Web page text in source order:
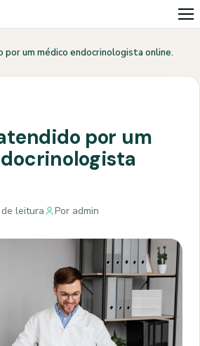
por um médico endocrinologista online.
por um
leitura Por admin